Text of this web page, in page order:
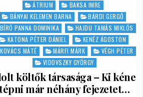
Posted
in
ÁTRIUM
BAKSA IMRE
BÁNYAI KELEMEN BARNA
BÁRDI GERGŐ
BÍRÓ PANNA DOMINIKA
HAJDU TAMÁS MIKLÓS
KATONA PÉTER DÁNIEL
KENÉZ ÁGOSTON
KOVÁCS MÁTÉ
MÁRFI MÁRK
VÉGH PÉTER
VIDOVSZKY GYÖRGY
költők társasága – Ki kéne
már néhány fejezetet…